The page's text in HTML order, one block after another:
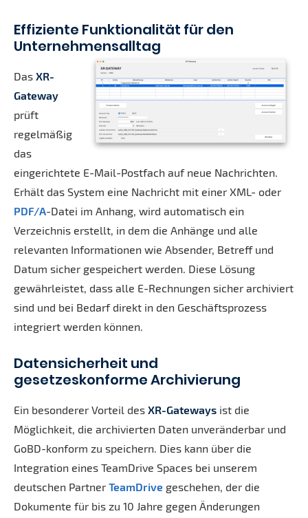
Effiziente Funktionalität für den
Unternehmensalltag
Das XR-
Gateway
prüft
regelmäßig
das
eingerichtete E-Mail-Postfach auf neue Nachrichten.
Erhält das System eine Nachricht mit einer XML- oder
PDF/A-Datei im Anhang, wird automatisch ein
Verzeichnis erstellt, in dem die Anhänge und alle
relevanten Informationen wie Absender, Betreff und
Datum sicher gespeichert werden. Diese Lösung
gewährleistet, dass alle E-Rechnungen sicher archiviert
sind und bei Bedarf direkt in den Geschäftsprozess
integriert werden können.
Datensicherheit und
gesetzeskonforme Archivierung
Ein besonderer Vorteil des XR-Gateways ist die
Möglichkeit, die archivierten Daten unveränderbar und
GoBD-konform zu speichern. Dies kann über die
Integration eines TeamDrive Spaces bei unserem
deutschen Partner TeamDrive geschehen, der die
Dokumente für bis zu 10 Jahre gegen Änderungen